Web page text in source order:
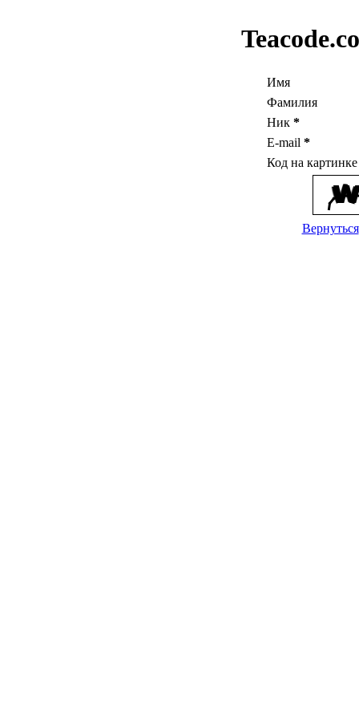
Имя
Фамилия
Ник *
E-mail *
Код на
Вернуться